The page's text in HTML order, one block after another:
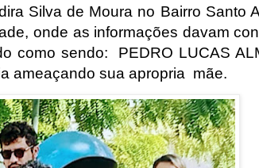
Silva de Moura no Bairro Santo
onde as informações davam
como sendo: PEDRO LUCAS
ameaçando sua apropria mãe.